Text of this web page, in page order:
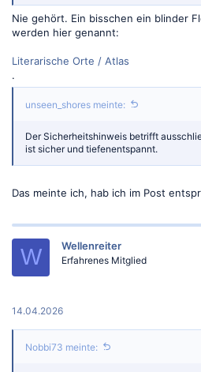
Nie gehört. Ein bisschen ein blinder
werden hier genannt:
Literarische Orte / Atlas
.
unseen_shores meinte:
Der Sicherheitshinweis betrifft
ist sicher und tiefenentspannt.
Das meinte ich, hab ich im Post
W Wellenreiter
Erfahrenes Mitglied
14.04.2026
Nobbi73 meinte: